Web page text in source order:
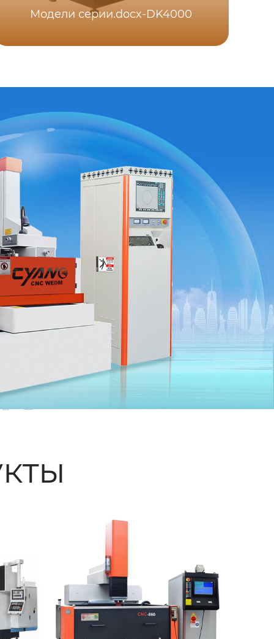
Модели серии.docx-DK4000